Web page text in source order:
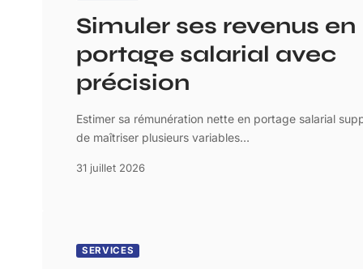
Simuler ses revenus en
portage salarial avec
précision
Estimer sa rémunération nette en portage salarial
de maîtriser plusieurs variables…
31 juillet 2026
SERVICES